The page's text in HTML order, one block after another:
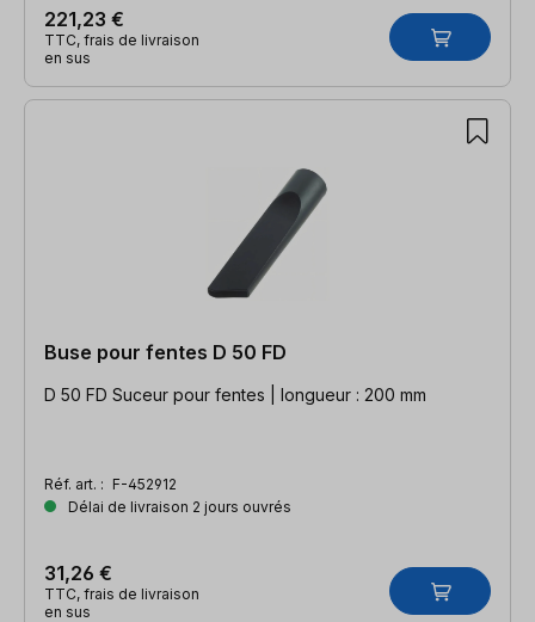
221,23 €
TTC, frais de livraison
en sus
Buse pour fentes D 50 FD
D 50 FD Suceur pour fentes | longueur : 200 mm
Réf. art. : F-452912
Délai de livraison 2 jours ouvrés
31,26 €
TTC, frais de livraison
en sus